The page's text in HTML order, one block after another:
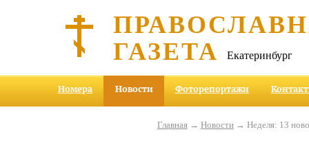
ГАЗЕТА Екатеринбург
Номера Новости Фоторепортажи
Главная→ Новости→ Неделя: 13